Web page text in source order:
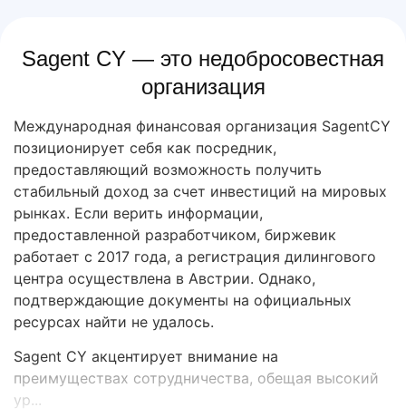
Sagent CY — это недобросовестная
организация
Международная финансовая организация SagentCY
позиционирует себя как посредник,
предоставляющий возможность получить
стабильный доход за счет инвестиций на мировых
рынках. Если верить информации,
предоставленной разработчиком, биржевик
работает с 2017 года, а регистрация дилингового
центра осуществлена в Австрии. Однако,
подтверждающие документы на официальных
ресурсах найти не удалось.
Sagent CY акцентирует внимание на
преимуществах сотрудничества, обещая высокий
ур...